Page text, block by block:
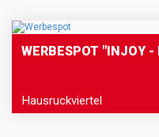
WERBESPOT "INJOY -
Hausruckviertel